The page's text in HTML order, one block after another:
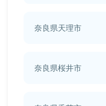
奈良県天理市
奈良県桜井市